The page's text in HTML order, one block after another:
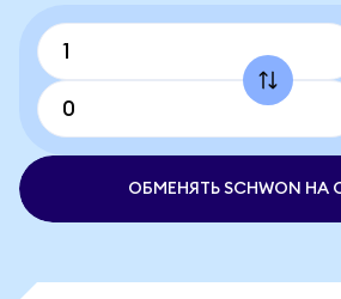
ОБМЕНЯТЬ SCHWON НА